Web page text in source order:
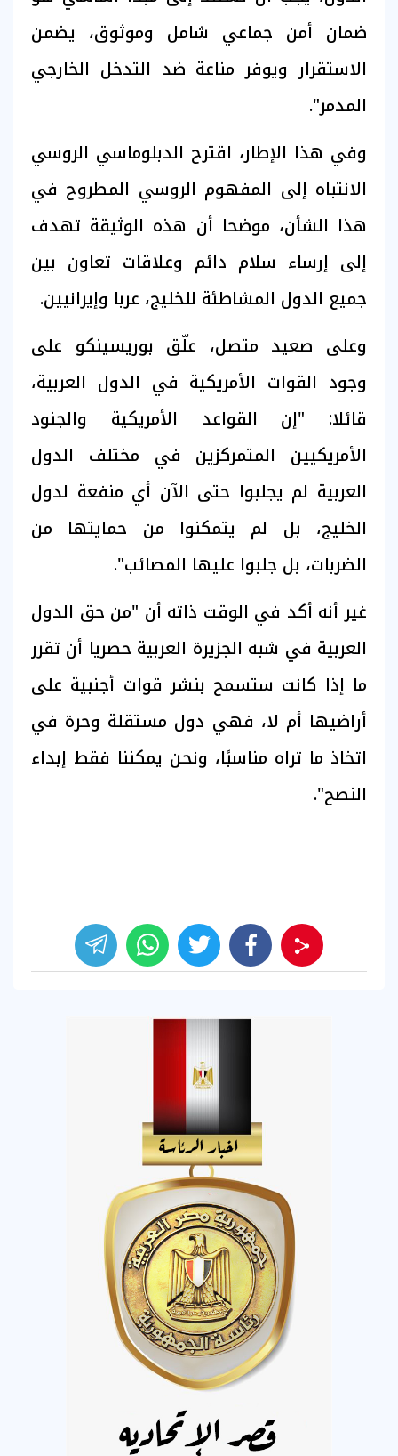
ضمان أمن جماعي شامل وموثوق، يضمن
الاستقرار ويوفر مناعة ضد التدخل الخارجي
المدمر".
وفي هذا الإطار، اقترح الدبلوماسي الروسي
الانتباه إلى المفهوم الروسي المطروح في
هذا الشأن، موضحا أن هذه الوثيقة تهدف
إلى إرساء سلام دائم وعلاقات تعاون بين
جميع الدول المشاطئة للخليج، عربا وإيرانيين.
وعلى صعيد متصل، علّق بوريسينكو على
وجود القوات الأمريكية في الدول العربية،
قائلا: "إن القواعد الأمريكية والجنود
الأمريكيين المتمركزين في مختلف الدول
العربية لم يجلبوا حتى الآن أي منفعة لدول
الخليج، بل لم يتمكنوا من حمايتها من
الضربات، بل جلبوا عليها المصائب".
غير أنه أكد في الوقت ذاته أن "من حق الدول
العربية في شبه الجزيرة العربية حصريا أن تقرر
ما إذا كانت ستسمح بنشر قوات أجنبية على
أراضيها أم لا، فهي دول مستقلة وحرة في
اتخاذ ما تراه مناسبًا، ونحن يمكننا فقط إبداء
النصح".